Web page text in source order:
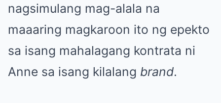
nagsimulang mag-alala na
maaaring magkaroon ito ng epekto
sa isang mahalagang kontrata ni
Anne sa isang kilalang brand.